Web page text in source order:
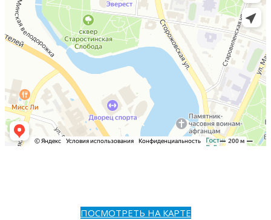
ПОСМОТРЕТЬ НА КАРТЕ